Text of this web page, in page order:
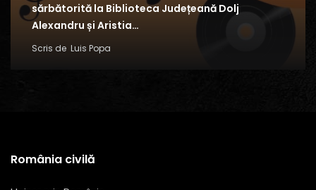
sărbătorită la Biblioteca Județeană Dolj
Alexandru și Aristia…
Scris de Luis Popa
România civilă